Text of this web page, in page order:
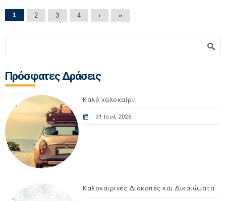
Σελίδες
1 2 3 4 › »
Πρόσφατες Δράσεις
Καλό καλοκαίρι!
31 Ιουλ 2026
Καλοκαιρινές Διακοπές και Δικαιώματα